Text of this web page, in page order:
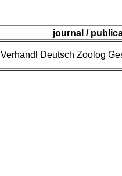
journal /
Verhandl Deutsch Zoolog